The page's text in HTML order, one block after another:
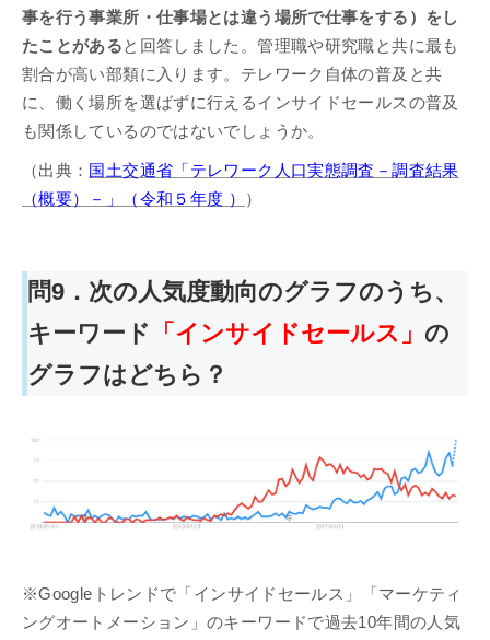
事を行う事業所・仕事場とは違う場所で仕事をする）をし
たことがあると回答しました。管理職や研究職と共に最も
割合が高い部類に入ります。テレワーク自体の普及と共
に、働く場所を選ばずに行えるインサイドセールスの普及
も関係しているのではないでしょうか。
（出典： 国土交通省「テレワーク人口実態調査－調査結果
（概要）－」（令和５年度 ）
）
問9．次の人気度動向のグラフのうち、
キーワード
「インサイドセールス」 の
グラフはどちら？
※Googleトレンドで「インサイドセールス」「マーケティ
ングオートメーション」のキーワードで過去10年間の人気